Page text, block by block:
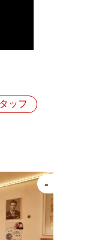
ッフ
-